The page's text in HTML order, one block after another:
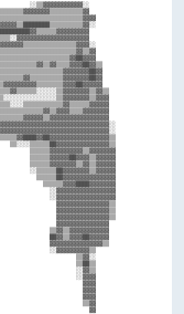
░░▒▒▓▓▓▓▓▓▓▓▓▓▓▓░░
░░▒▒▒▒▒▒▒▒▓▓▓▓▓▓▓▓▒▒▒▒▒▒▒▒▒▒▓▓
▒▒░░░░▒▒▒▒▒▒██▓▓▓▓▓▓▓▓▓▓▓▓▓▓▓▓▒▒
▒▒▒▒▒▒▓▓▓▓▓▓▓▓▓▓▒▒▓▓▓▓▓▓▓▓
▒▒▒▒▒▒▓▓▓▓▓▓██▓▓▓▓▒▒▓▓▓▓▓▓
▒▒▒▒▒▒▓▓▓▓▓▓▓▓▒▒▓▓▒▒▓▓▓▓▓▓
░░▒▒▒▒▒▒██▓▓▓▓▓▓▓▓▒▒▓▓▓▓▓▓
▒▒▒▒▒▒██▓▓▓▓▓▓▓▓▓▓▓▓▓▓▓▓
▒▒▒▒▒▒▓▓▓▓████▓▓▓▓▓▓▓▓
░░▓▓▓▓▓▓▓▓▓▓▓▓▓▓▓▓▓▓
░░▓▓▓▓▓▓▓▓▓▓▓▓▓▓▓▓▓▓
▓▓▓▓▓▓▓▓▓▓▓▓▓▓▓▓▒▒
▓▓▓▓▓▓▓▓▓▓▓▓▓▓▓▓▒▒
▓▓▓▓▓▓▓▓▓▓▓▓▓▓▓▓▒▒
▓▓▓▓▓▓▓▓▓▓▓▓▓▓▓▓
▒▒▓▓▒▒▓▓▓▓▓▓▓▓▓▓▓▓
██▓▓▒▒▓▓▓▓██▓▓▓▓▓▓
▓▓▓▓▓▓▓▓▓▓▓▓▓▓▓▓▒▒
░░▓▓▓▓▓▓▓▓▓▓▒▒
▒▒▓▓░░
░░▓▓▒▒
░░▓▓▓▓
▓▓▓▓
▓▓▓▓
▓▓▓▓
▒▒▓▓